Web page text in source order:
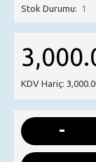
Stok Durumu: 1
KDV Hariç:
-